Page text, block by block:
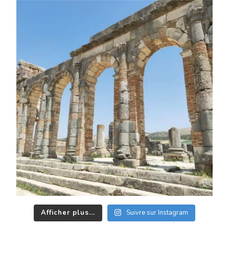
Afficher plus... Suivre sur Instagram